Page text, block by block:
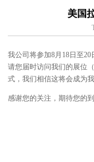
美国
我公司将参加8月18日至
请您届时访问我们的展位
式，我们相信这将会成为
感谢您的关注，期待您的到